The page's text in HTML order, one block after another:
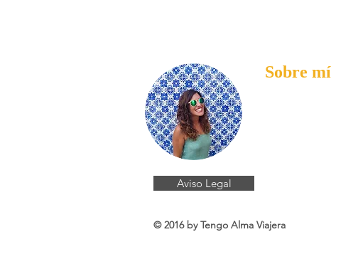
Sobre mí
Aviso Legal
© 2016 by Tengo Alma Viajera